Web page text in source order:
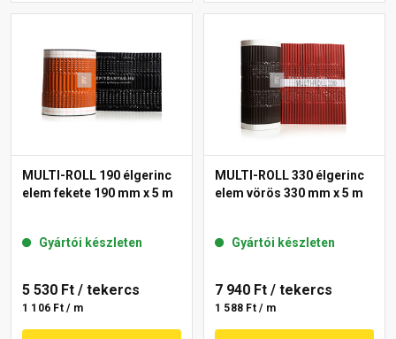
MULTI-ROLL 190 élgerinc
elem fekete 190 mm x 5 m
Gyártói készleten
5 530 Ft / tekercs
1 106 Ft / m
MULTI-ROLL 330 élgerinc
elem vörös 330 mm x 5 m
Gyártói készleten
7 940 Ft / tekercs
1 588 Ft / m